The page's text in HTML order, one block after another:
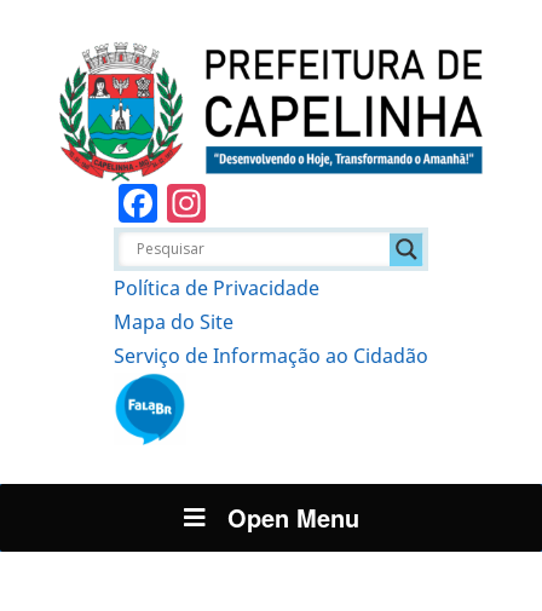
Facebook
Política de Privacidade
Mapa do Site
Serviço de Informação ao Cidadão
Open Menu